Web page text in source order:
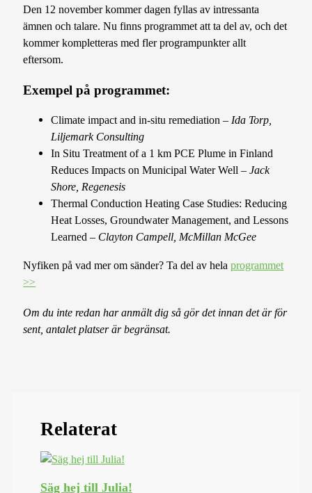
Den 12 november kommer dagen fyllas av intressanta
ämnen och talare. Nu finns programmet att ta del av, och det
kommer kompletteras med fler programpunkter allt
eftersom.
Exempel på programmet:
Climate impact and in-situ remediation –Ida Torp,
Liljemark Consulting
In Situ Treatment of a 1 km PCE Plume in Finland
Reduces Impacts on Municipal Water Well – Jack
Shore, Regenesis
Thermal Conduction Heating Case Studies: Reducing
Heat Losses, Groundwater Management, and Lessons
Learned – Clayton Campell, McMillan McGee
Nyfiken på vad mer om sänder? Ta del av helaprogrammet
>>
Om du inte redan har anmält dig så gör det innan det är för
sent, antalet platser är begränsat.
Relaterat
Säg hej till Julia!